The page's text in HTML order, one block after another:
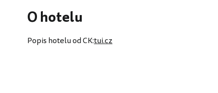
O hotelu
Popis hotelu od CK:tui.cz